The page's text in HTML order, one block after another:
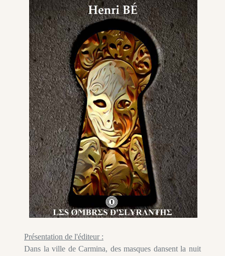
Présentation de l'éditeur :
Dans la ville de Carmina, des masques dansent la nuit